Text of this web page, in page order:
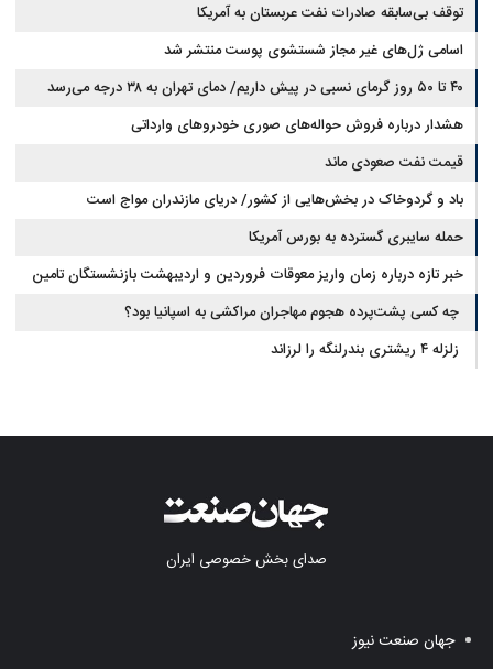
توقف بی‌سابقه صادرات نفت عربستان به آمریکا
اسامی ژل‌های غیر مجاز شستشوی پوست منتشر شد
۴۰ تا ۵۰ روز گرمای نسبی در پیش داریم/ دمای تهران به ۳۸ درجه می‌رسد
هشدار درباره فروش حواله‌های صوری خودروهای وارداتی
قیمت نفت صعودی ماند
باد و گردوخاک در بخش‌هایی از کشور/ دریای مازندران مواج است
حمله سایبری گسترده به بورس آمریکا
خبر تازه درباره زمان واریز معوقات فروردین و اردیبهشت بازنشستگان تامین
اجتماعی
چه کسی پشت‌پرده هجوم مهاجران مراکشی به اسپانیا بود؟
زلزله ۴ ریشتری بندرلنگه را لرزاند
صدای بخش خصوصی ایران
جهان صنعت نیوز